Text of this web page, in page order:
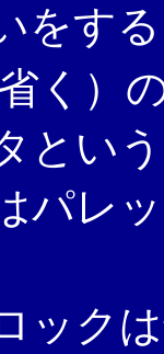
をす
く）
とい
パレ
ク